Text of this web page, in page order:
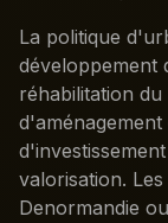
La politique
développement
réhabilitation
valorisation.
Denormandie